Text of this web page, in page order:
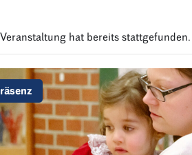
hat bereits stattgefunden.